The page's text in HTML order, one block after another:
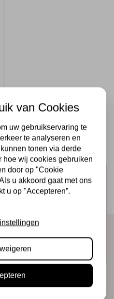
en nieuwe producten
van Cookies
uw gebruikservaring te
te analyseren en
tonen via derde
hoe wij cookies gebruiken
door op "Cookie
u akkoord gaat met ons
u op "Accepteren”.